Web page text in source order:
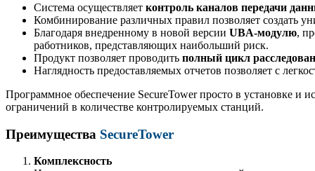
Система осуществляет контроль каналов передачи
Комбинирование различных правил позволяет создать
Благодаря внедренному в новой версии UBA-модулю,
работников, представляющих наибольший риск.
Продукт позволяет проводить полный цикл
Наглядность предоставляемых отчетов позволяет с
Программное обеспечение SecureTower просто в установке и
ограничений в количестве контролируемых станций.
Преимущества SecureTower
Комплексность